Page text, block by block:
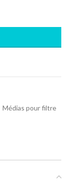
Médias pour filtre